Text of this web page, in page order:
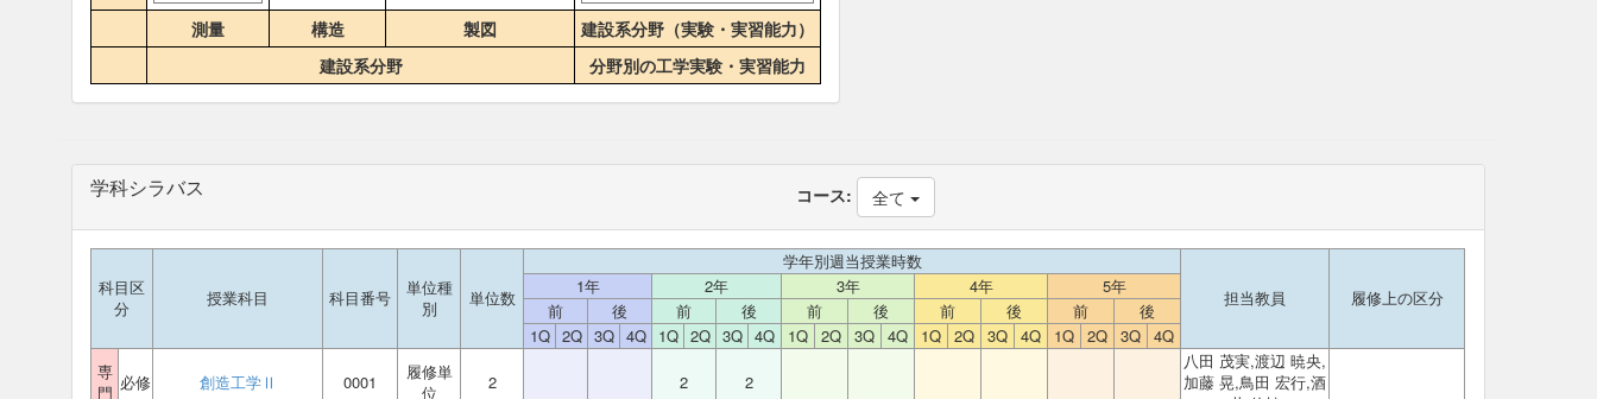
測量
構造 製図
建設系分野（実験・実習能力）
建設系分野
分野別の工学実験・実習能力
学科シラバス コース: 全て
科目区
分
授業科目 科目番号
単位種
別
単位数
学年別週当授業時数
担当教員
履修上の区分
1年 2年 3年 4年
5年
前
後 前 後 前 後 前 後 前
後
1Q 2Q 3Q 4Q 1Q 2Q 3Q 4Q 1Q 2Q 3Q 4Q 1Q 2Q 3Q 4Q 1Q 2Q 3Q 4Q
専
門 必修 創造工学Ⅱ 0001
履修単
位
2 2 2
八田 茂実,渡辺 暁央,
加藤 晃,鳥田 宏行,酒